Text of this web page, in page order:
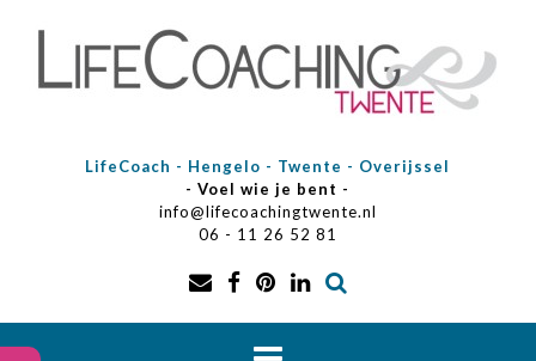
LifeCoach - Hengelo - Twente - Overijssel
- Voel wie je bent -
info@lifecoachingtwente.nl
06 - 11 26 52 81